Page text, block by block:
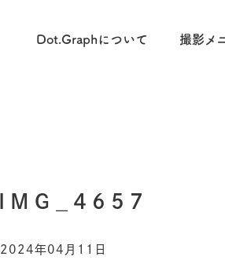
Dot.Graphについて 撮影メ
IMG_4657
2024年04月11日